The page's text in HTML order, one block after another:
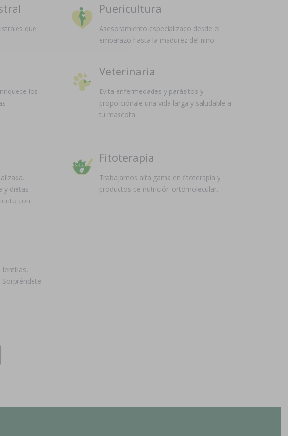
que
Puericultura
Asesoramiento especializado desde el
embarazo hasta la madurez del niño.
los
Veterinaria
Evita enfermedades y parásitos y
proporciónale una vida larga y saludable a
tu mascota.
y dietas
con
Fitoterapia
Trabajamos alta gama en fitoterapia y
productos de nutrición ortomolecular.
lentillas,
Sorpréndete